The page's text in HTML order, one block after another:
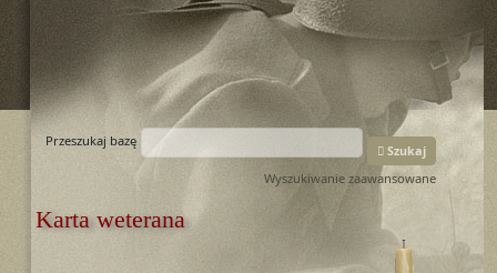
Przeszukaj bazę
Szukaj
Wyszukiwanie zaawansowane
Karta weterana